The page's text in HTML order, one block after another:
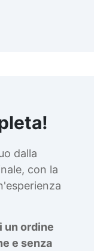
dalla
con la
un ordine
e senza